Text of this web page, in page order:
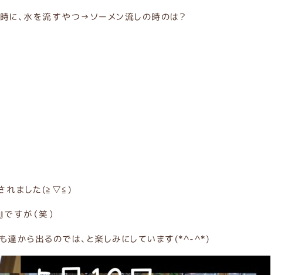
に、水を流すやつ→ソーメン流しの時のは？
れました(≧▽≦)
すが（笑）
達から出るのでは、と楽しみにしています(*^-^*)